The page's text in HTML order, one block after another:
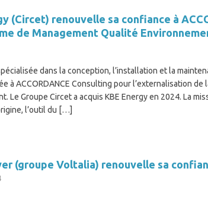
(Circet) renouvelle sa confiance à
de Management Qualité
dans la conception, l’installation et la
à ACCORDANCE Consulting pour l’externalisation
Le Groupe Circet a acquis KBE Energy en 2024. La
l’outil du […]
(groupe Voltalia) renouvelle sa